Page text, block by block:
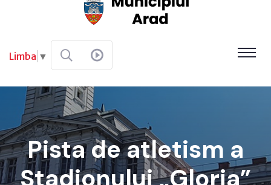
Limba ▼
Pista de atletism a
Stadionului „Gloria”